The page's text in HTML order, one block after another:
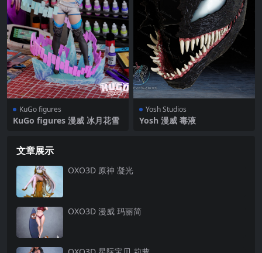
KuGo figures
KuGo figures 漫威 冰月花雪
Yosh Studios
Yosh 漫威 毒液
文章展示
OXO3D 原神 凝光
OXO3D 漫威 玛丽简